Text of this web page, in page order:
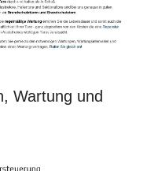
Wartung und